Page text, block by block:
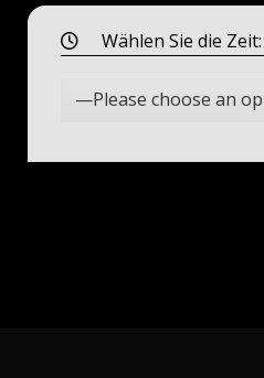
Wählen Sie die Zeit: